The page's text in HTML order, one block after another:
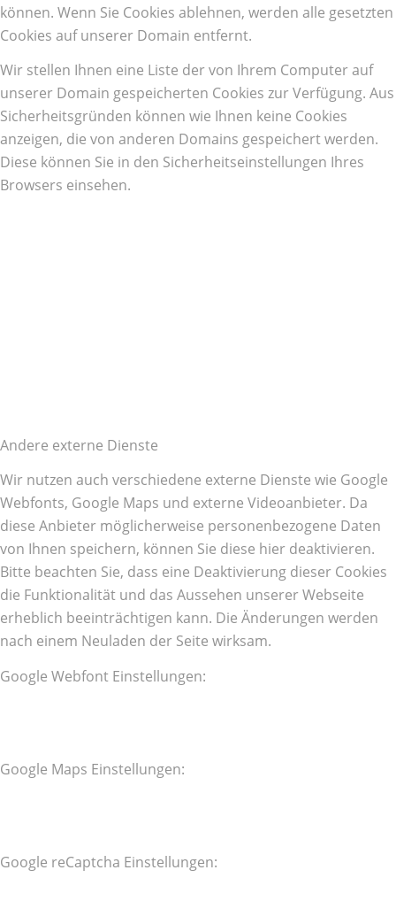
können. Wenn Sie Cookies ablehnen, werden alle gesetzten
Cookies auf unserer Domain entfernt.
Wir stellen Ihnen eine Liste der von Ihrem Computer auf
unserer Domain gespeicherten Cookies zur Verfügung. Aus
Sicherheitsgründen können wie Ihnen keine Cookies
anzeigen, die von anderen Domains gespeichert werden.
Diese können Sie in den Sicherheitseinstellungen Ihres
Browsers einsehen.
Andere externe Dienste
Wir nutzen auch verschiedene externe Dienste wie Google
Webfonts, Google Maps und externe Videoanbieter. Da
diese Anbieter möglicherweise personenbezogene Daten
von Ihnen speichern, können Sie diese hier deaktivieren.
Bitte beachten Sie, dass eine Deaktivierung dieser Cookies
die Funktionalität und das Aussehen unserer Webseite
erheblich beeinträchtigen kann. Die Änderungen werden
nach einem Neuladen der Seite wirksam.
Google Webfont Einstellungen:
Google Maps Einstellungen:
Google reCaptcha Einstellungen: